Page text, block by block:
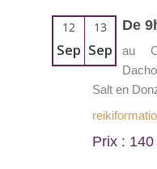
12
Sep
13
Sep
De
au
Salt en
Prix : 140